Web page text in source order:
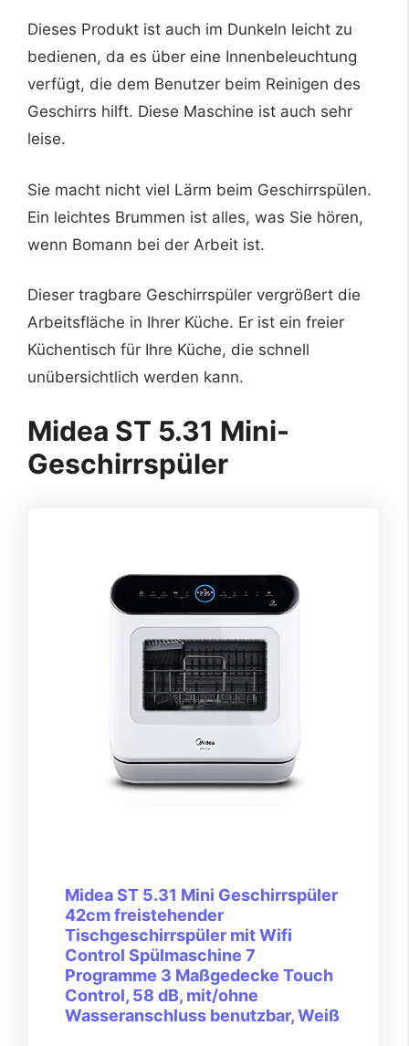
Dieses Produkt ist auch im Dunkeln leicht zu
bedienen, da es über eine Innenbeleuchtung
verfügt, die dem Benutzer beim Reinigen des
Geschirrs hilft. Diese Maschine ist auch sehr
leise.
Sie macht nicht viel Lärm beim Geschirrspülen.
Ein leichtes Brummen ist alles, was Sie hören,
wenn Bomann bei der Arbeit ist.
Dieser tragbare Geschirrspüler vergrößert die
Arbeitsfläche in Ihrer Küche. Er ist ein freier
Küchentisch für Ihre Küche, die schnell
unübersichtlich werden kann.
Midea ST 5.31 Mini-
Geschirrspüler
Midea ST 5.31 Mini Geschirrspüler
42cm freistehender
Tischgeschirrspüler mit Wifi
Control Spülmaschine 7
Programme 3 Maßgedecke Touch
Control, 58 dB, mit/ohne
Wasseranschluss benutzbar, Weiß